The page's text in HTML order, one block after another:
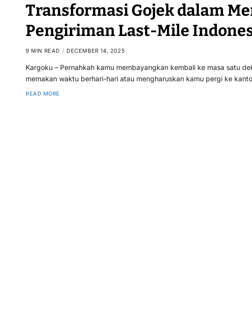
Transformasi Gojek dalam
Pengiriman Last-Mile
9 MIN READ DECEMBER 14, 2025
Kargoku – Pernahkah kamu membayangkan kembali ke masa satu
memakan waktu berhari-hari atau mengharuskan kamu pergi ke
READ MORE